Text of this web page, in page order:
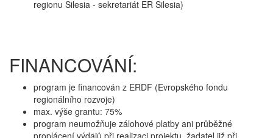
regionu Silesia - sekretariát ER Silesia)
FINANCOVÁNÍ:
program je financován z ERDF (Evropského fondu
regionálního rozvoje)
max. výše grantu: 75%
program neumožňuje zálohové platby ani průběžné
proplácení výdajů při realizaci projektu, žadatel již při